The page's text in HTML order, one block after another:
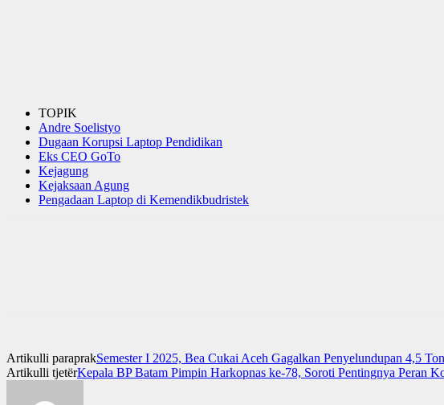
TOPIK
Andre Soelistyo
Dugaan Korupsi Laptop Pendidikan
Eks CEO GoTo
Kejagung
Kejaksaan Agung
Pengadaan Laptop di Kemendikbudristek
Artikulli paraprakSemester I 2025, Bea Cukai Aceh Gagalkan Penyelundupan 4,5
Artikulli tjetërKepala BP Batam Pimpin Harkopnas ke-78, Soroti Pentingnya Peran